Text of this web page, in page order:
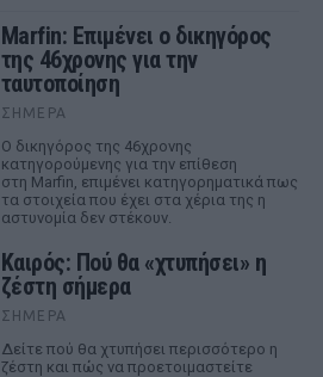
Marfin: Επιμένει ο δικηγόρος
της 46χρονης για την
ταυτοποίηση
ΣΉΜΕΡΑ
Ο δικηγόρος της 46χρονης
κατηγορούμενης για την επίθεση
στη Marfin, επιμένει κατηγορηματικά πως
τα στοιχεία που έχει στα χέρια της η
αστυνομία δεν στέκουν.
Καιρός: Πού θα «χτυπήσει» η
ζέστη σήμερα
ΣΉΜΕΡΑ
Δείτε πού θα χτυπήσει περισσότερο η
ζέστη και πώς να προετοιμαστείτε